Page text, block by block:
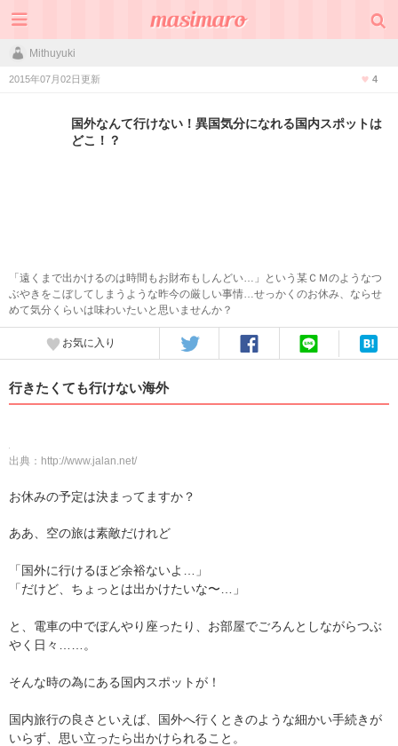
Mithuyuki
2015年07月02日更新 4
国外なんて行けない！異国気分になれる国内スポットは
どこ！？
「遠くまで出かけるのは時間もお財布もしんどい…」という某ＣＭのようなつ
ぶやきをこぼしてしまうような昨今の厳しい事情…せっかくのお休み、ならせ
めて気分くらいは味わいたいと思いませんか？
お気に入り
行きたくても行けない海外
出典： http://www.jalan.net/
お休みの予定は決まってますか？
ああ、空の旅は素敵だけれど
「国外に行けるほど余裕ないよ…」
「だけど、ちょっとは出かけたいな〜…」
と、電車の中でぼんやり座ったり、お部屋でごろんとしながらつぶ
やく日々……。
そんな時の為にある国内スポットが！
国内旅行の良さといえば、国外へ行くときのような細かい手続きが
いらず、思い立ったら出かけられること。